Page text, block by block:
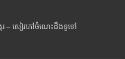
រ – សៀវភៅចំណេះដឹងទូទៅ